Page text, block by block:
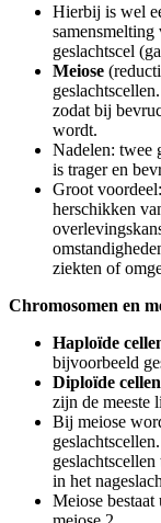
Hierbij is wel
geslachtscel
Meiose
zodat bij
wordt.
Nadelen: twee
is trager en
Groot voordeel:
herschikken
ziekten of
Chromosomen en
Haploïde
bijvoorbeeld
Diploïde cellen
zijn de meeste
Bij meiose
in het
Meiose